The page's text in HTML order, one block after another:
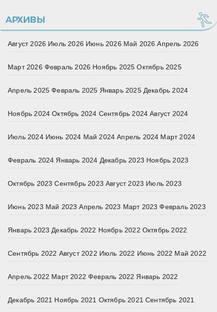
АРХИВЫ
Август 2026 Июль 2026 Июнь 2026 Май 2026 Апрель 2026
Март 2026 Февраль 2026 Ноябрь 2025 Октябрь 2025
Апрель 2025 Февраль 2025 Январь 2025 Декабрь 2024
Ноябрь 2024 Октябрь 2024 Сентябрь 2024 Август 2024
Июль 2024 Июнь 2024 Май 2024 Апрель 2024 Март 2024
Февраль 2024 Январь 2024 Декабрь 2023 Ноябрь 2023
Октябрь 2023 Сентябрь 2023 Август 2023 Июль 2023
Июнь 2023 Май 2023 Апрель 2023 Март 2023 Февраль 2023
Январь 2023 Декабрь 2022 Ноябрь 2022 Октябрь 2022
Сентябрь 2022 Август 2022 Июль 2022 Июнь 2022 Май 2022
Апрель 2022 Март 2022 Февраль 2022 Январь 2022
Декабрь 2021 Ноябрь 2021 Октябрь 2021 Сентябрь 2021